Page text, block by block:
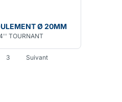
Ø 20MM
TOURNANT
3 Suivant